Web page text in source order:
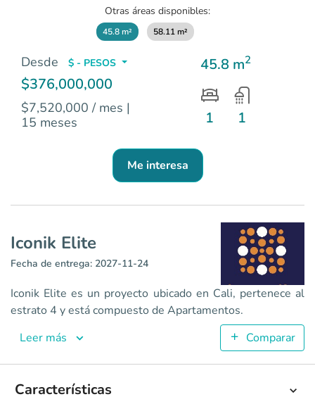
Iconik Elite
Apartamentos en Cali - La Flora <p>ICONIK ELITE es
45.8
1
Otras áreas disponibles:
45.8 m² 58.11 m²
Desde $ - PESOS
$376,000,000
$7,520,000 / mes |
15 meses
45.8 m2
1 1
Me interesa
Iconik Elite
Fecha de entrega: 2027-11-24
Iconik Elite es un proyecto ubicado en Cali, pertenece al
estrato 4 y está compuesto de Apartamentos.
Leer más
Comparar
Características